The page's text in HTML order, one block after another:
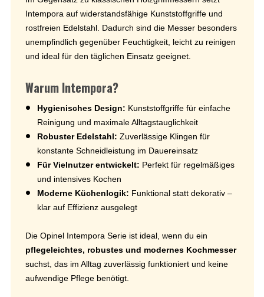
Intempora auf widerstandsfähige Kunststoffgriffe und
rostfreien Edelstahl. Dadurch sind die Messer besonders
unempfindlich gegenüber Feuchtigkeit, leicht zu reinigen
und ideal für den täglichen Einsatz geeignet.
Warum Intempora?
Hygienisches Design: Kunststoffgriffe für einfache
Reinigung und maximale Alltagstauglichkeit
Robuster Edelstahl: Zuverlässige Klingen für
konstante Schneidleistung im Dauereinsatz
Für Vielnutzer entwickelt: Perfekt für regelmäßiges
und intensives Kochen
Moderne Küchenlogik: Funktional statt dekorativ –
klar auf Effizienz ausgelegt
Die Opinel Intempora Serie ist ideal, wenn du ein
pflegeleichtes, robustes und modernes Kochmesser
suchst, das im Alltag zuverlässig funktioniert und keine
aufwendige Pflege benötigt.